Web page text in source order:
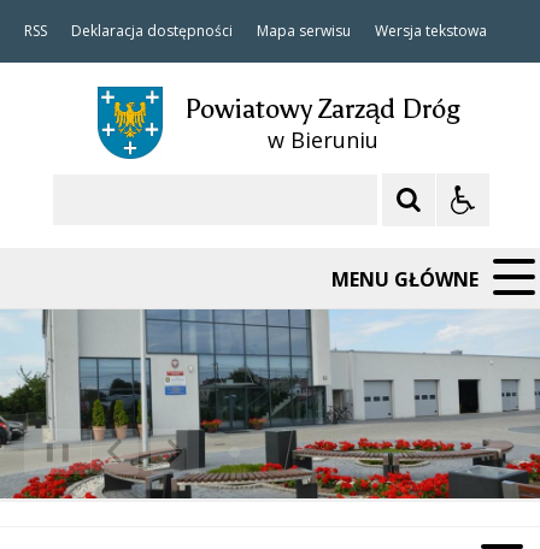
RSS Deklaracja dostępności Mapa serwisu Wersja tekstowa
Powiatowy Zarząd Dróg
w Bieruniu
MENU GŁÓWNE
Poprzedni Element
Następny Element
❚❚